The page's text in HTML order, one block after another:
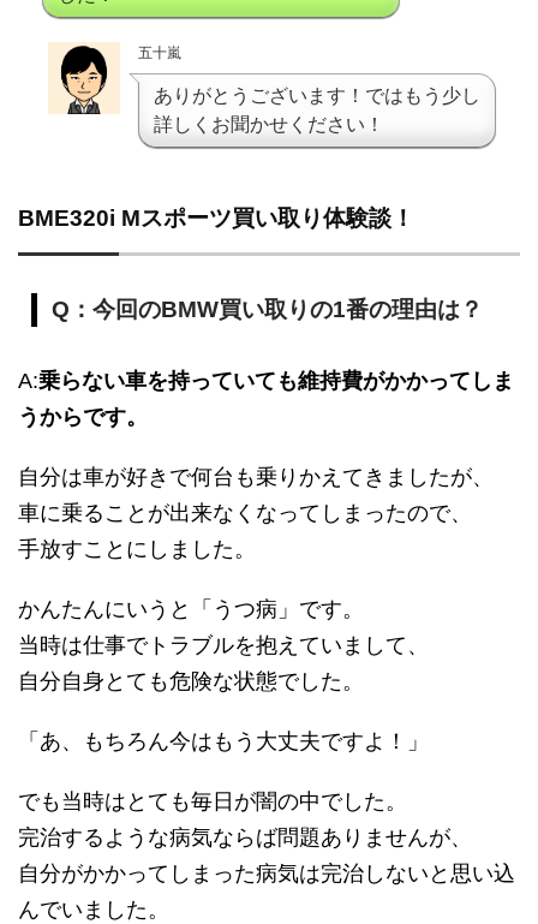
五十嵐
ありがとうございます！ではもう少し
詳しくお聞かせください！
BME320i Mスポーツ買い取り体験談！
Q：今回のBMW買い取りの1番の理由は？
A:乗らない車を持っていても維持費がかかってしま
うからです。
自分は車が好きで何台も乗りかえてきましたが、
車に乗ることが出来なくなってしまったので、
手放すことにしました。
かんたんにいうと「うつ病」です。
当時は仕事でトラブルを抱えていまして、
自分自身とても危険な状態でした。
「あ、もちろん今はもう大丈夫ですよ！」
でも当時はとても毎日が闇の中でした。
完治するような病気ならば問題ありませんが、
自分がかかってしまった病気は完治しないと思い込
んでいました。